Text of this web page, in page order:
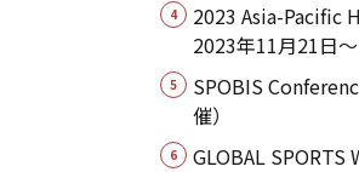
2023 Asia-Pacific
2023年11月21日～
SPOBIS
催）
GLOBAL SPORTS